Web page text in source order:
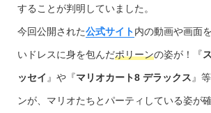
することが判明していました。
今回公開された公式サイト内の動画や画面
いドレスに身を包んだポリーンの姿が！『
ッセイ 』や『マリオカート8 デラックス 』
ンが、マリオたちとパーティしている姿が